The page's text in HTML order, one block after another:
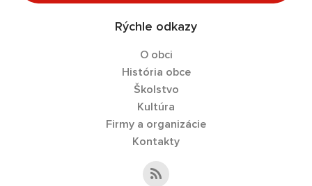
Rýchle odkazy
O obci
História obce
Školstvo
Kultúra
Firmy a organizácie
Kontakty